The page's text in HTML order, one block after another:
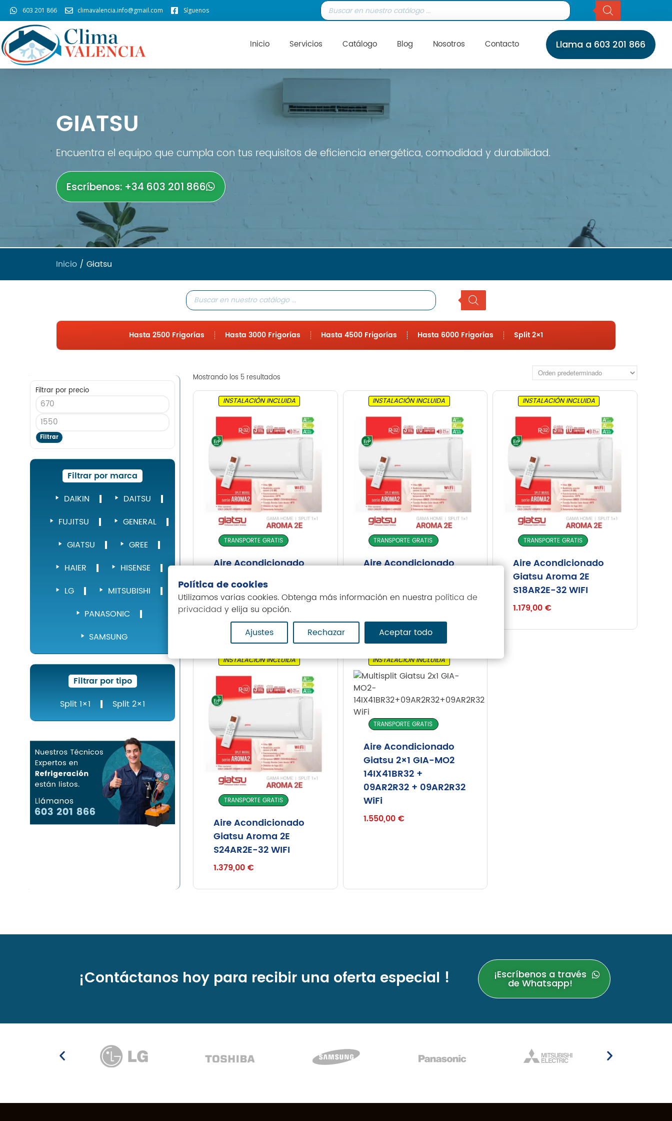
Servicios
Instalaciones
Servicio Técnico
Daitsu
Hisense
LG
Samsung
Hasta 3000
Hasta 4500
Tipo
Split 1×1
MultiSplit 2×1
Nosotros
Inicio
Servicios
Instalaciones
Servicio Técnico
Catálogo de Productos
Blog
Nosotros
603 201 866 climavalencia.info@gmail.com Síguenos
Inicio Servicios Catálogo Blog Nosotros Contacto Llama a 603 201 866
GIATSU
Encuentra el equipo que cumpla con tus requisitos de eficiencia energética, comodidad y durabilidad.
Escríbenos: +34 603 201 866
Inicio / Giatsu
Hasta 2500 Frigorías Hasta 3000 Frigorías Hasta 4500 Frigorías Hasta 6000 Frigorías Split 2×1
Filtrar por precio
Filtrar
Filtrar por marca
DAIKIN
DAITSU
FUJITSU
GENERAL
GIATSU
GREE
HAIER
HISENSE
LG
MITSUBISHI
PANASONIC
SAMSUNG
Filtrar por tipo
Split 1×1
Split 2×1
Mostrando los 5 resultados
INSTALACIÓN INCLUIDA
TRANSPORTE GRATIS
Aire Acondicionado
Giatsu Aroma 2E
S09AR2E-32 WIFI
679,00€
INSTALACIÓN INCLUIDA
TRANSPORTE GRATIS
Aire Acondicionado
S12AR2E-32 WIFI
INSTALACIÓN INCLUIDA
TRANSPORTE GRATIS
Aire Acondicionado
Giatsu Aroma 2E
S18AR2E-32 WIFI
1.179,00€
INSTALACIÓN INCLUIDA
TRANSPORTE GRATIS
Aire Acondicionado
Giatsu Aroma 2E
S24AR2E-32 WIFI
1.379,00€
INSTALACIÓN INCLUIDA
TRANSPORTE GRATIS
Aire Acondicionado
Giatsu 2×1 GIA-MO2
14IX41BR32 +
09AR2R32 + 09AR2R32
WiFi
1.550,00€
¡Contáctanos hoy para recibir una oferta especial ! ¡Escríbenos a través
de Whatsapp!
Política de cookies
Utilizamos varias cookies. Obtenga más información en nuestra política de
privacidad y elija su opción.
Ajustes
Rechazar Aceptar todo